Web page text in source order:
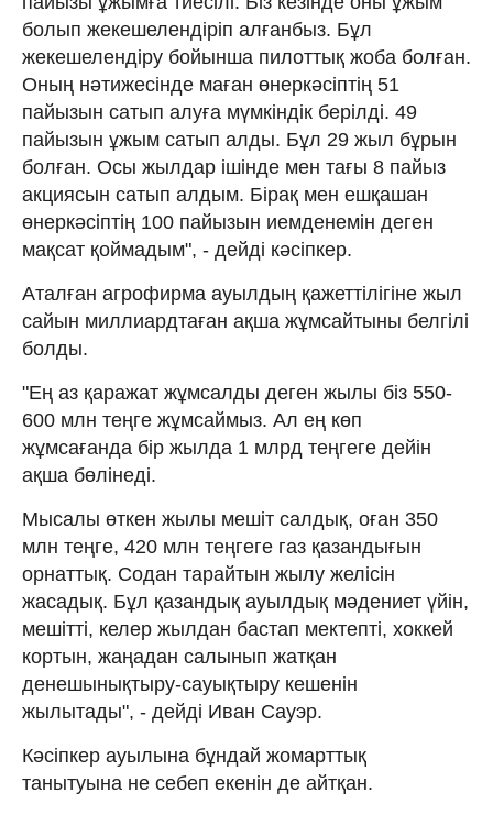
болып жекешелендіріп алғанбыз. Бұл
жекешелендіру бойынша пилоттық жоба болған.
Оның нәтижесінде маған өнеркәсіптің 51
пайызын сатып алуға мүмкіндік берілді. 49
пайызын ұжым сатып алды. Бұл 29 жыл бұрын
болған. Осы жылдар ішінде мен тағы 8 пайыз
акциясын сатып алдым. Бірақ мен ешқашан
өнеркәсіптің 100 пайызын иемденемін деген
мақсат қоймадым", - дейді кәсіпкер.
Аталған агрофирма ауылдың қажеттілігіне жыл
сайын миллиардтаған ақша жұмсайтыны белгілі
болды.
"Ең аз қаражат жұмсалды деген жылы біз 550-
600 млн теңге жұмсаймыз. Ал ең көп
жұмсағанда бір жылда 1 млрд теңгеге дейін
ақша бөлінеді.
Мысалы өткен жылы мешіт салдық, оған 350
млн теңге, 420 млн теңгеге газ қазандығын
орнаттық. Содан тарайтын жылу желісін
жасадық. Бұл қазандық ауылдық мәдениет үйін,
мешітті, келер жылдан бастап мектепті, хоккей
кортын, жаңадан салынып жатқан
денешынықтыру-сауықтыру кешенін
жылытады", - дейді Иван Сауэр.
Кәсіпкер ауылына бұндай жомарттық
танытуына не себеп екенін де айтқан.